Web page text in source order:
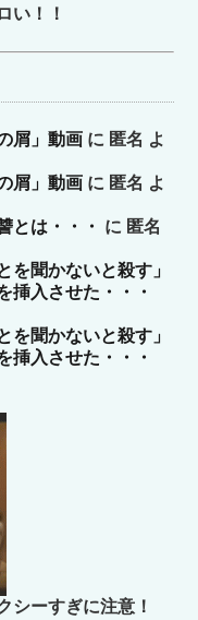
！！
屑」動画 に 匿名 よ
屑」動画 に 匿名 よ
とは・・・
に 匿名
を聞かないと殺す」
挿入させた・・・
を聞かないと殺す」
挿入させた・・・
ーすぎに注意！